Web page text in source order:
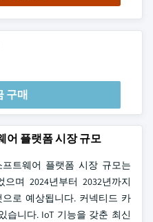
구매
어 플랫폼 시장 규모
트웨어 플랫폼 시장 규모는
며 2024년부터 2032년까지
으로 예상됩니다. 커넥티드 카
습니다. IoT 기능을 갖춘 최신